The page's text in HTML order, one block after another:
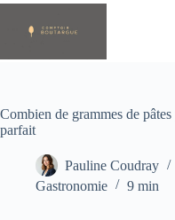
Passer
contenu
Combien de grammes de
parfait
Pauline Coudray
Gastronomie
9 min